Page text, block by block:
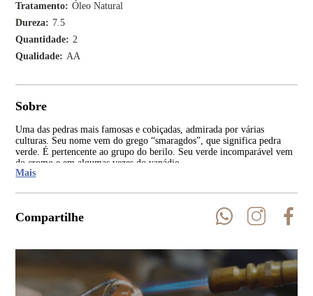
Tratamento
Óleo Natural
Dureza
7.5
Quantidade
2
Qualidade
AA
Sobre
Uma das pedras mais famosas e cobiçadas, admirada por várias
culturas. Seu nome vem do grego “smaragdos”, que significa pedra
verde. É pertencente ao grupo do berilo. Seu verde incomparável vem
do cromo e em algumas vezes do vanádio.
Mais
Compartilhe